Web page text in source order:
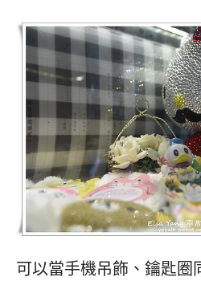
可以當手機吊飾、鑰匙圈